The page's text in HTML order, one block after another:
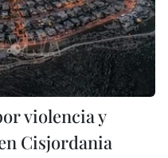
violencia y
Cisjordania